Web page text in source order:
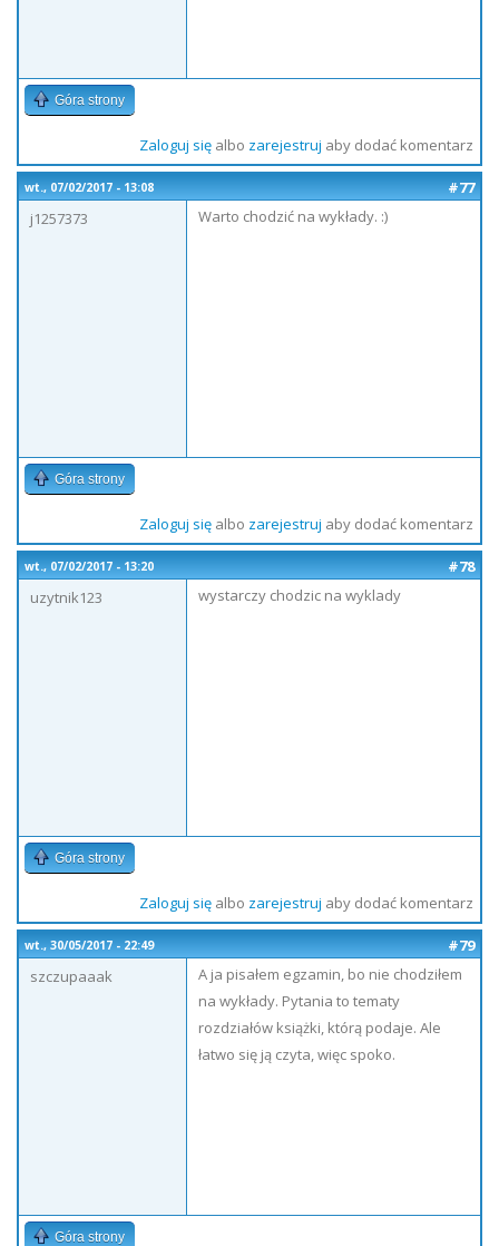
Góra strony
Zaloguj sięalbo zarejestruj aby dodać komentarz
wt., 07/02/2017 - 13:08
#77
j1257373
Warto chodzić na wykłady. :)
Góra strony
Zaloguj sięalbo zarejestruj aby dodać komentarz
wt., 07/02/2017 - 13:20
#78
uzytnik123
wystarczy chodzic na wyklady
Góra strony
Zaloguj sięalbo zarejestruj aby dodać komentarz
wt., 30/05/2017 - 22:49
#79
szczupaaak
A ja pisałem egzamin, bo nie chodziłem
na wykłady. Pytania to tematy
rozdziałów książki, którą podaje. Ale
łatwo się ją czyta, więc spoko.
Góra strony